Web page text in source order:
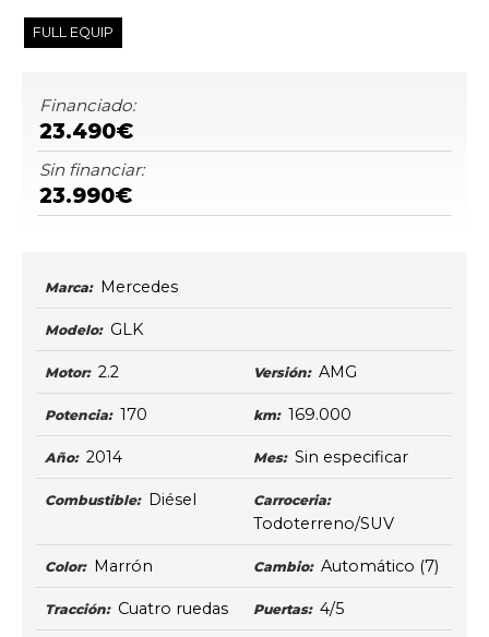
FULL EQUIP
Financiado:
23.490€
Sin financiar:
23.990€
Marca: Mercedes
Modelo: GLK
Motor: 2.2 Versión: AMG
Potencia: 170 km: 169.000
Año: 2014 Mes: Sin especificar
Combustible: Diésel Carroceria:
Todoterreno/SUV
Color: Marrón Cambio: Automático (7)
Tracción: Cuatro ruedas Puertas: 4/5